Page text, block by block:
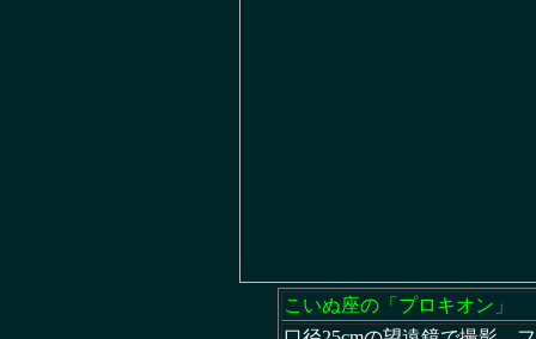
こいぬ座の「プロキオン」